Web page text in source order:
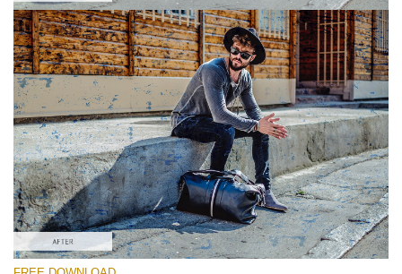
Please select
Free Photoshop Overlay #5
Small 800*533px
Distressed Mood
(30 Overlays)
Large 6000*4000px